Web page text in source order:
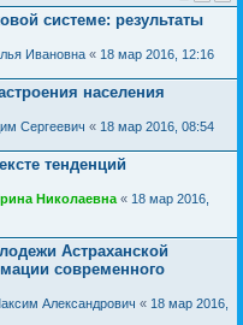
системе: результаты
Ивановна « 18 мар 2016, 12:16
населения
Сергеевич « 18 мар 2016, 08:54
тенденций
Николаевна « 18 мар 2016,
Астраханской
современного
Александрович « 18 мар 2016,